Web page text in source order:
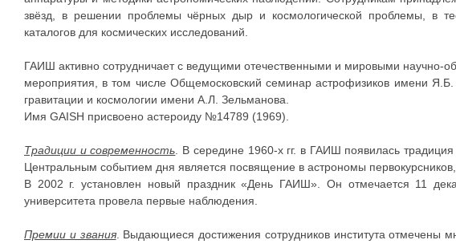
звёзд, в решении проблемы чёрных дыр и космологической проблемы, в
каталогов для космических исследований.
ГАИШ активно сотрудничает с ведущими отечественными и мировыми научно-
мероприятия, в том числе Общемосковский семинар астрофизиков имени
гравитации и космологии имени А.Л. Зельманова.
Имя GAISH присвоено астероиду №14789 (1969).
Традиции и современность . В середине 1960-х гг. в ГАИШ появилась
Центральным событием дня является посвящение в астрономы
В 2002 г. установлен новый праздник «День ГАИШ». Он отмечается 11
университета провела первые наблюдения.
Премии и звания. Выдающиеся достижения сотрудников института отмечены